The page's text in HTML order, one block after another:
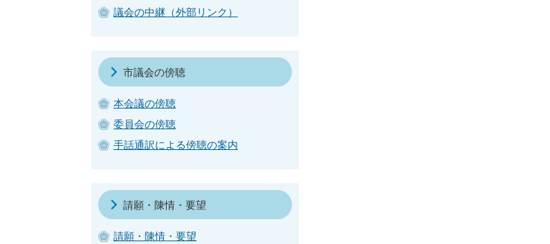
議会の中継（外部リンク）
市議会の傍聴
本会議の傍聴
委員会の傍聴
手話通訳による傍聴の案内
請願・陳情・要望
請願・陳情・要望